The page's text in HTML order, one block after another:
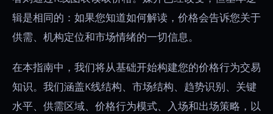
辑是相同的：如果您知道如何解读，价格会告诉您关于
供需、机构定位和市场情绪的一切信息。
在本指南中，我们将从基础开始构建您的价格行为交易
知识。我们涵盖K线结构、市场结构、趋势识别、关键
水平、供需区域、价格行为模式、入场和出场策略，以